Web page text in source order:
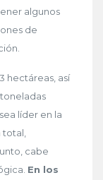
algunos
de
hectáreas, así
líder en la
total,
cabe
En los